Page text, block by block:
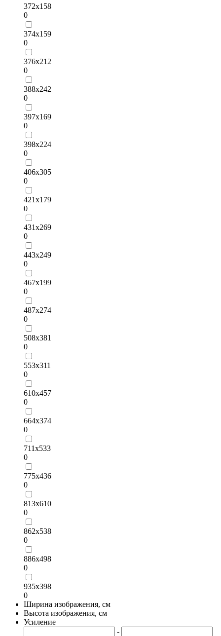
372х158
0
374х159
0
376х212
0
388х242
0
397х169
0
398х224
0
406х305
0
421х179
0
431х269
0
443х249
0
467х199
0
487х274
0
508х381
0
553х311
0
610х457
0
664х374
0
711х533
0
775х436
0
813х610
0
862х538
0
886х498
0
935х398
0
Ширина изображения, см
Высота изображения, см
Усиление
-